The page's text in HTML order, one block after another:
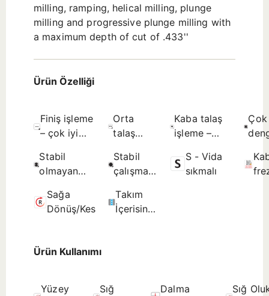
milling, ramping, helical milling, plunge
milling and progressive plunge milling with
a maximum depth of cut of .433''
Ürün Özelliği
Finiş işleme
– çok iyi
kalitesi - İlk
seçim.
Orta
talaş
iyi yüzey
kalitesi -
İlk seçim.
Kaba talaş
işleme –
yüzey
pürüzlülüğü
Çok
Stabil
olmayan
koşullarına
uygun - İlk
Stabil
çalışma
uygun -
İlk seçim.
S - Vida
sıkmalı
Sağa
Dönüş/Kesme
Takım
İçerisinden
Ürün Kullanımı
Yüzey
Sığ
Dalma
Sığ